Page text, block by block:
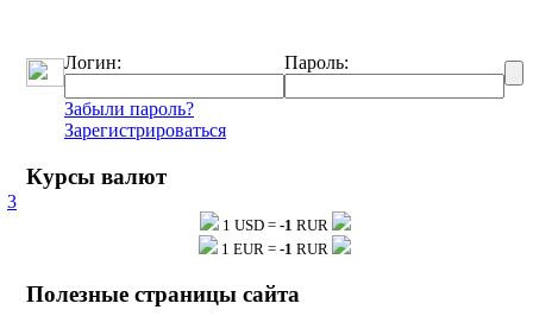
3
Логин: Пароль:
Забыли пароль?
Зарегистрироваться
Курсы валют
1 USD = -1 RUR
1 EUR = -1 RUR
Полезные страницы сайта